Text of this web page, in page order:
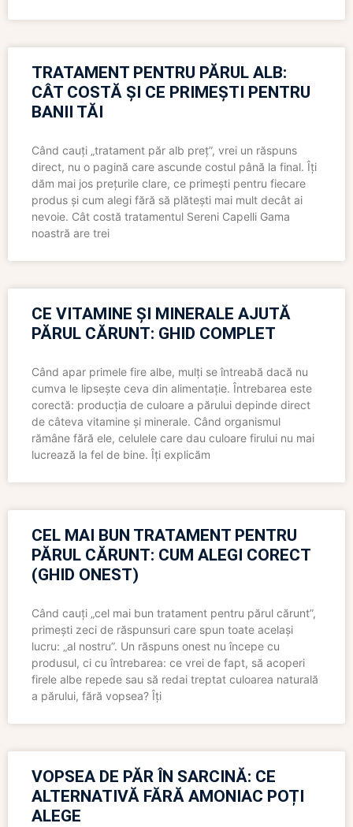
TRATAMENT PENTRU PĂRUL ALB:
CÂT COSTĂ ȘI CE PRIMEȘTI PENTRU
BANII TĂI
Când cauți „tratament păr alb preț”, vrei un răspuns
direct, nu o pagină care ascunde costul până la final. Îți
dăm mai jos prețurile clare, ce primești pentru fiecare
produs și cum alegi fără să plătești mai mult decât ai
nevoie. Cât costă tratamentul Sereni Capelli Gama
noastră are trei
CE VITAMINE ȘI MINERALE AJUTĂ
PĂRUL CĂRUNT: GHID COMPLET
Când apar primele fire albe, mulți se întreabă dacă nu
cumva le lipsește ceva din alimentație. Întrebarea este
corectă: producția de culoare a părului depinde direct
de câteva vitamine și minerale. Când organismul
rămâne fără ele, celulele care dau culoare firului nu mai
lucrează la fel de bine. Îți explicăm
CEL MAI BUN TRATAMENT PENTRU
PĂRUL CĂRUNT: CUM ALEGI CORECT
(GHID ONEST)
Când cauți „cel mai bun tratament pentru părul cărunt”,
primești zeci de răspunsuri care spun toate același
lucru: „al nostru”. Un răspuns onest nu începe cu
produsul, ci cu întrebarea: ce vrei de fapt, să acoperi
firele albe repede sau să redai treptat culoarea naturală
a părului, fără vopsea? Îți
VOPSEA DE PĂR ÎN SARCINĂ: CE
ALTERNATIVĂ FĂRĂ AMONIAC POȚI
ALEGE